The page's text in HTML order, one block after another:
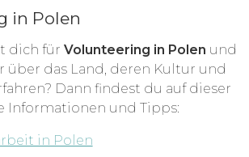
in Polen
dich für Volunteering in Polen und
über das Land, deren Kultur und
Dann findest du auf dieser
Informationen und Tipps:
in Polen